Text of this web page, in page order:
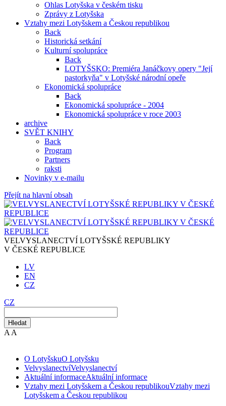
Ohlas Lotyšska v českém tisku
Zprávy z Lotyšska
Vztahy mezi Lotyšskem a Českou republikou
Back
Historická setkání
Kulturní spolupráce
Back
LOTYŠSKO: Premiéra Janáčkovy opery "Její
pastorkyňa" v Lotyšské národní opeře
Ekonomická spolupráce
Back
Ekonomická spolupráce - 2004
Ekonomická spolupráce v roce 2003
archive
SVĚT KNIHY
Back
Program
Partners
raksti
Novinky v e-mailu
Přejít na hlavní obsah
VELVYSLANECTVÍ LOTYŠSKÉ REPUBLIKY
V ČESKÉ REPUBLICE
LV
EN
CZ
CZ
Hledat
A A
O LotyšskuO Lotyšsku
VelvyslanectvíVelvyslanectví
Aktuální informaceAktuální informace
Vztahy mezi Lotyšskem a Českou republikouVztahy mezi
Lotyšskem a Českou republikou